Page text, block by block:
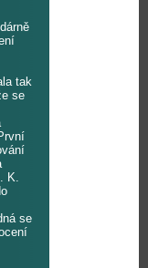
tak
se
K.
se